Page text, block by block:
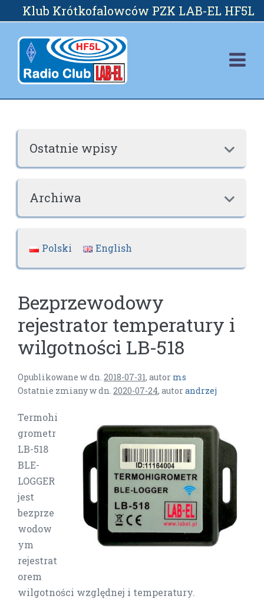
Skip
to
content
Klub Krótkofalowców PZK LAB-EL HF5L

Ostatnie wpisy

Archiwa
Polski English
Bezprzewodowy
rejestrator temperatury i
wilgotności LB-518
Opublikowane w dn. 2018-07-31, autor ms
Ostatnie zmiany w dn. 2020-07-24, autorandrzej
Termohi
grometr
LB-518
BLE-
LOGGER
jest
bezprze
wodow
ym
rejestrat
orem
wilgotności względnej i temperatury.